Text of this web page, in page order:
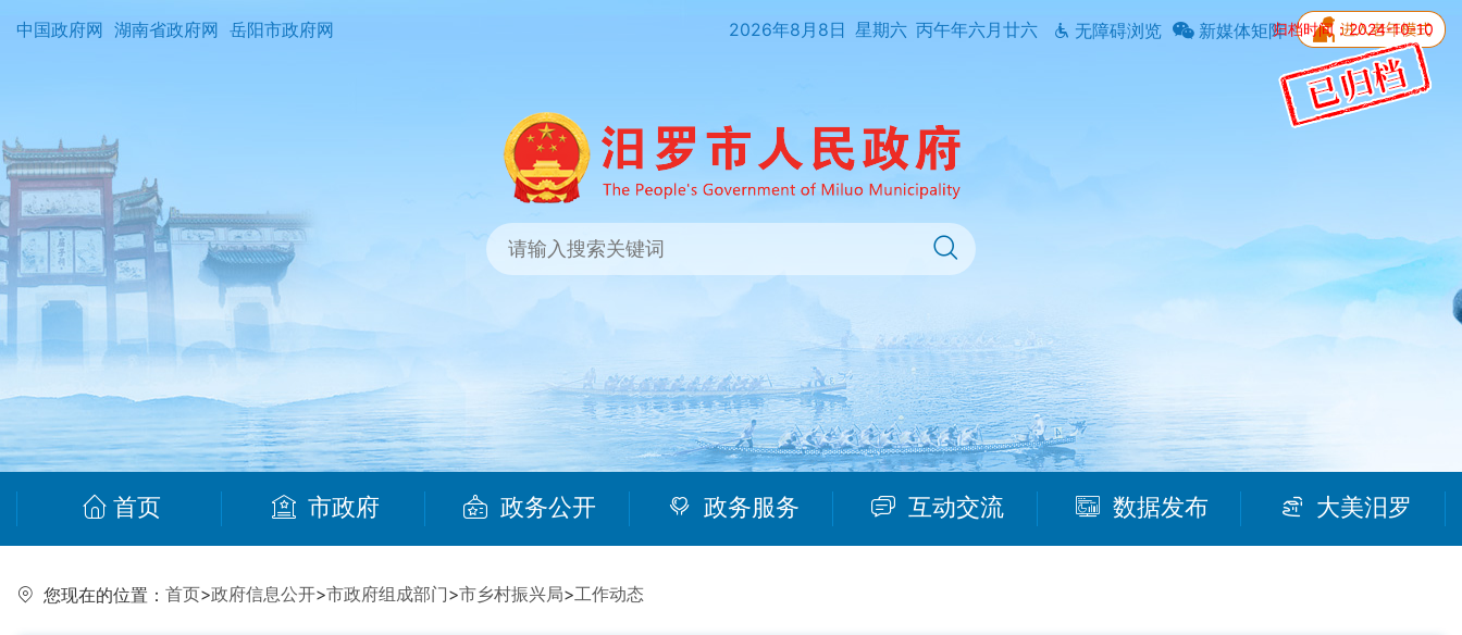
归档时间：2024-10-10
中国政府网 湖南省政府网 岳阳市政府网 2026年8月8日 星期六 丙午年六月廿六 无障碍浏览 新媒体矩阵
首页 市政府 政务公开 政务服务 互动交流 数据发布 大美汨罗
您现在的位置： 首页>政府信息公开>市政府组成部门>市乡村振兴局>工作动态